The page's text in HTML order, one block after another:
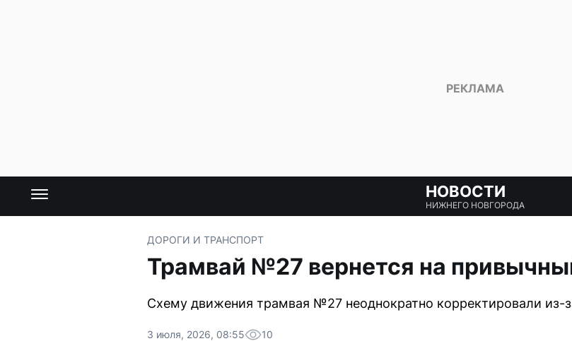
НОВОСТИ
НИЖНЕГО НОВГОРОДА
ДОРОГИ И ТРАНСПОРТ
Трамвай №27 вернется на
Схему движения трамвая №27 неоднократно корректировали из-
3 июля, 2026, 08:55 10